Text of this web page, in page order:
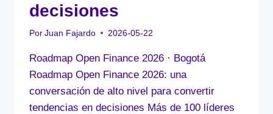
decisiones
Por Juan Fajardo 2026-05-22
Roadmap Open Finance 2026 · Bogotá
Roadmap Open Finance 2026: una
conversación de alto nivel para convertir
tendencias en decisiones Más de 100 líderes